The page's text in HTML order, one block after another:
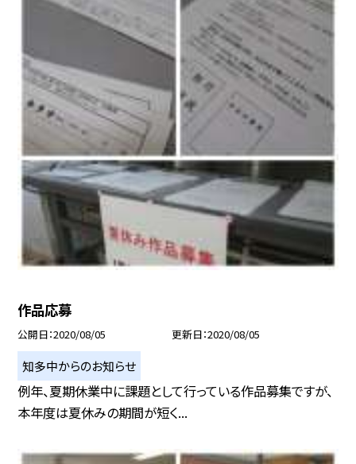
作品応募
公開日 2020/08/05 更新日 2020/08/05
知多中からのお知らせ
例年、夏期休業中に課題として行っている作品募集ですが、
本年度は夏休みの期間が短く...